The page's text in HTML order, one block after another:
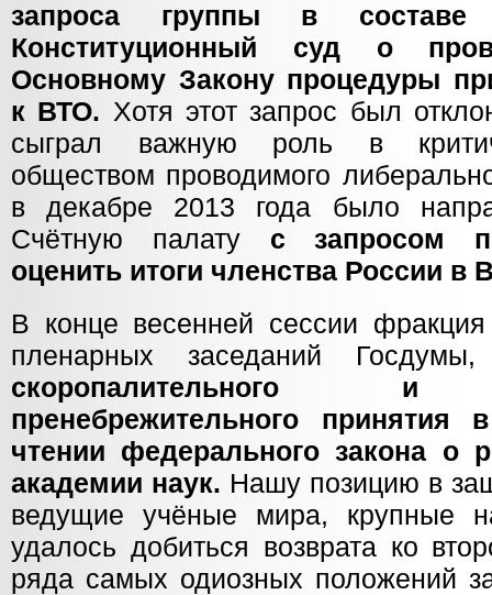
запроса группы в
Конституционный суд о
Основному Закону процедуры
к ВТО. Хотя этот запрос был
сыграл важную роль в
обществом проводимого
в декабре 2013 года было
Счётную палату с запросом
оценить итоги членства России в
В конце весенней сессии
пленарных заседаний
скоропалительного и
пренебрежительного
чтении федерального закона о
академии наук. Нашу позицию в
ведущие учёные мира, крупные
удалось добиться возврата ко
ряда самых одиозных положений